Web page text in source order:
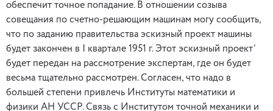
обеспечит точное попадание. В отношении созыва
совещания по счетно-решающим машинам могу сообщить,
что по заданию правительства эскизный проект машины
будет закончен в I квартале 1951 г. Этот эскизный проект’
будет передан на рассмотрение экспертам, где он будет
весьма тщательно рассмотрен. Согласен, что надо в
большей степени привлечь Институты математики и
физики АН УССР. Связь с Институтом точной механики и